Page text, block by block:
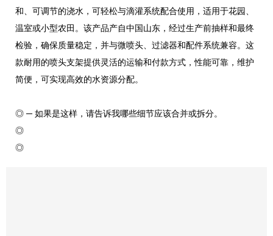
和、可调节的浇水，可轻松与滴灌系统配合使用，适用于花园、
温室或小型农田。该产品产自中国山东，经过生产前抽样和最终
检验，确保质量稳定，并与微喷头、过滤器和配件系统兼容。这
款耐用的喷头支架提供灵活的运输和付款方式，性能可靠，维护
简便，可实现高效的水资源分配。
◎ — 如果是这样，请告诉我哪些细节应该合并或拆分。
◎
◎